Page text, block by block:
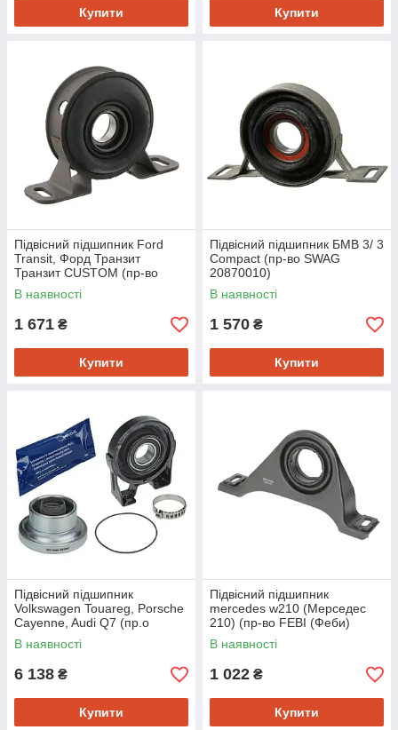
Купити Купити
Підвісний підшипник Ford
Transit, Форд Транзит
Транзит CUSTOM (пр-во
SWAG 50918300)
В наявності
1 671 ₴
Купити
Підвісний підшипник БМВ 3/ 3
Compact (пр-во SWAG
20870010)
В наявності
1 570 ₴
Купити
Підвісний підшипник
Volkswagen Touareg, Porsche
Cayenne, Audi Q7 (пр.о
MEYLE (Мейлі)
1001510000S)
В наявності
6 138 ₴
Купити
Підвісний підшипник
mercedes w210 (Мерседес
210) (пр-во FEBI (Феби)
10206)
В наявності
1 022 ₴
Купити